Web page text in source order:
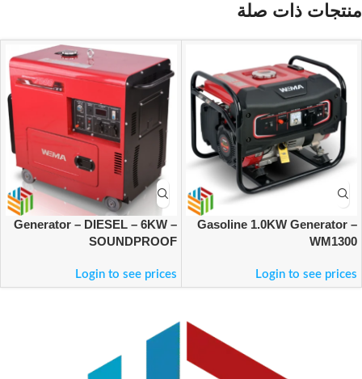
منتجات ذات صلة
Gasoline 1.0KW Generator –
WM1300
Login to see prices
Generator – DIESEL – 6KW –
SOUNDPROOF
Login to see prices